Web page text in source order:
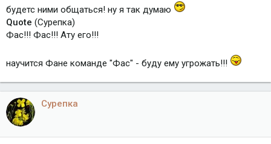
будетс ними общаться! ну я так думаю
Quote (Сурепка)
Фас!!! Фас!!! Ату его!!!
научится Фане команде "Фас" - буду ему угрожать!!!
Сурепка